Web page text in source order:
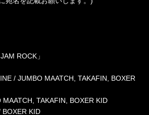
ROCK」
/ JUMBO MAATCH, TAKAFIN, BOXER
TAKAFIN, BOXER KID
BOXER KID